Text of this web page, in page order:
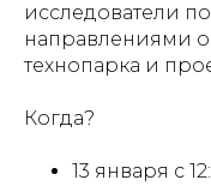
исследователи
направлениями
технопарка и
Когда?
13 января с